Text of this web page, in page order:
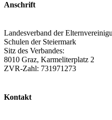
Anschrift
Landesverband der
Schulen der Steiermark
Sitz des Verbandes:
8010 Graz, Karmeliterplatz 2
ZVR-Zahl: 731971273
Kontakt